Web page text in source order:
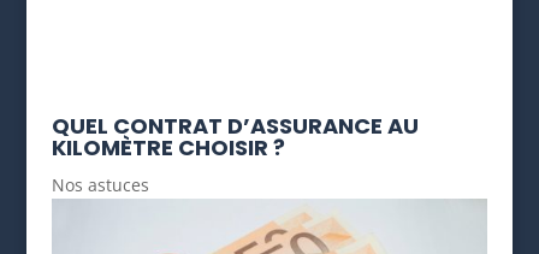
QUEL CONTRAT D’ASSURANCE AU
KILOMÈTRE CHOISIR ?
Nos astuces